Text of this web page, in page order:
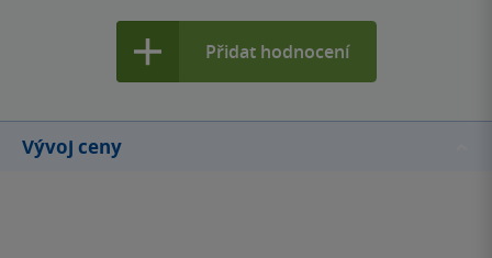
pořadí otočili, budou vám jednotlivé příběhy vyspoilovány.
Kniha se mi moc líbila a mohu ji vřele doporučit všem
prohlížejí mapy a putují po nich prstem.
Přidat hodnocení
Vývoj ceny